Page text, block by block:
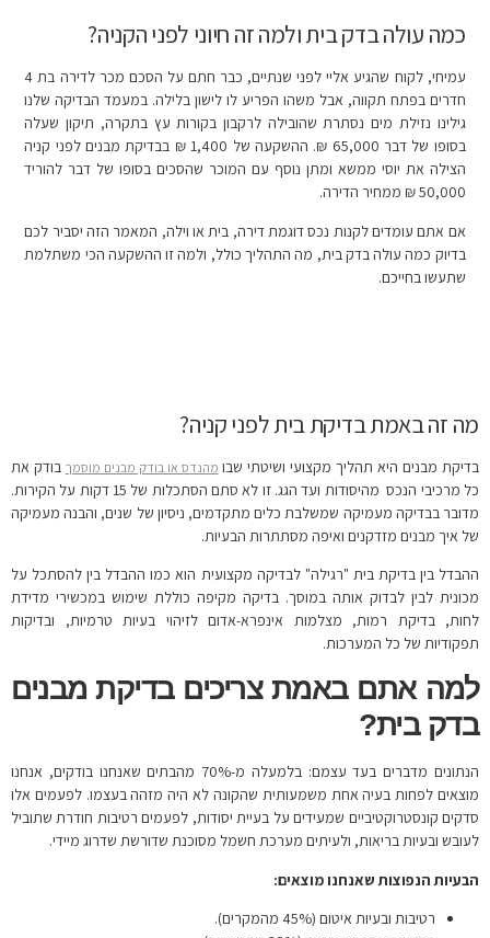
כמה עולה בדק בית ולמה זה חיוני לפני הקניה?
עמיחי, לקוח שהגיע אליי לפני שנתיים, כבר חתם על הסכם מכר לדירה בת 4
חדרים בפתח תקווה, אבל משהו הפריע לו לישון בלילה. במעמד הבדיקה שלנו
גילינו נזילת מים נסתרת שהובילה לרקבון בקורות עץ בתקרה, תיקון שעלה
בסופו של דבר 65,000 ₪. ההשקעה של 1,400 ₪ בבדיקת מבנים לפני קניה
הצילה את יוסי ממשא ומתן נוסף עם המוכר שהסכים בסופו של דבר להוריד
50,000 ₪ ממחיר הדירה.
אם אתם עומדים לקנות נכס דוגמת דירה, בית או וילה, המאמר הזה יסביר לכם
בדיוק כמה עולה בדק בית, מה התהליך כולל, ולמה זו ההשקעה הכי משתלמת
שתעשו בחייכם.
מה זה באמת בדיקת בית לפני קניה?
בדיקת מבנים היא תהליך מקצועי ושיטתי שבו מהנדס או בודק מבנים מוסמך בודק את
כל מרכיבי הנכס מהיסודות ועד הגג. זו לא סתם הסתכלות של 15 דקות על הקירות.
מדובר בבדיקה מעמיקה שמשלבת כלים מתקדמים, ניסיון של שנים, והבנה מעמיקה
של איך מבנים מזדקנים ואיפה מסתתרות הבעיות.
ההבדל בין בדיקת בית "רגילה" לבדיקה מקצועית הוא כמו ההבדל בין להסתכל על
מכונית לבין לבדוק אותה במוסך. בדיקה מקיפה כוללת שימוש במכשירי מדידת
לחות, בדיקת רמות, מצלמות אינפרא-אדום לזיהוי בעיות טרמיות, ובדיקות
תפקודיות של כל המערכות.
למה אתם באמת צריכים בדיקת מבנים
בדק בית?
הנתונים מדברים בעד עצמם: בלמעלה מ-70% מהבתים שאנחנו בודקים, אנחנו
מוצאים לפחות בעיה אחת משמעותית שהקונה לא היה מזהה בעצמו. לפעמים אלו
סדקים קונסטרוקטיביים שמעידים על בעיית יסודות, לפעמים רטיבות חודרת שתוביל
לעובש ובעיות בריאות, ולעיתים מערכת חשמל מסוכנת שדורשת שדרוג מיידי.
הבעיות הנפוצות שאנחנו מוצאים:
רטיבות ובעיות איטום (45% מהמקרים).